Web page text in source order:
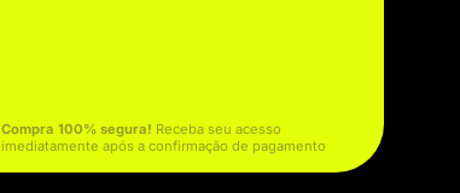
Compra 100% segura! Receba seu acesso
imediatamente após a confirmação de pagamento